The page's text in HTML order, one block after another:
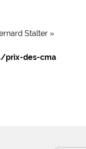
Stalter »
prix-des-cma